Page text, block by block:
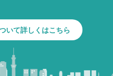
いて詳しくはこちら